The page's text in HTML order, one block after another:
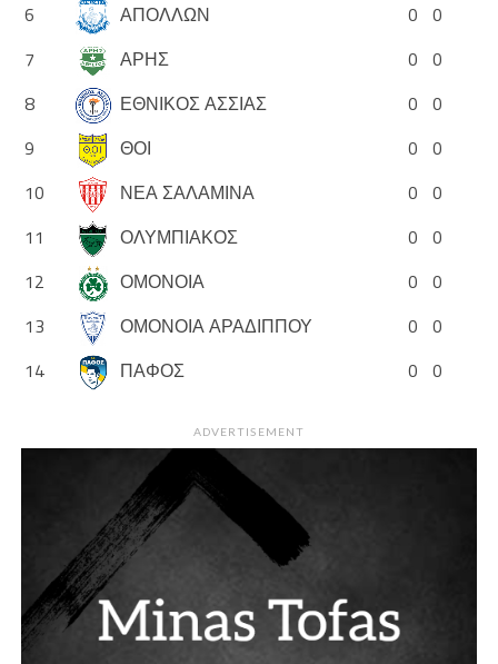
6
ΑΠΟΛΛΩΝ 0 0
7
ΑΡΗΣ 0 0
8
ΕΘΝΙΚΟΣ ΑΣΣΙΑΣ 0 0
9
ΘΟΙ 0 0
10
ΝΕΑ ΣΑΛΑΜΙΝΑ 0 0
11
ΟΛΥΜΠΙΑΚΟΣ 0 0
12
ΟΜΟΝΟΙΑ 0 0
13
ΟΜΟΝΟΙΑ ΑΡΑΔΙΠΠΟΥ 0 0
14
ΠΑΦΟΣ 0 0
ADVERTISEMENT